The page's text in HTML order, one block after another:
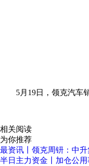
5月19日，领克汽车
相关阅读
为你推荐
最资讯丨领克周钘：中
半日主力资金丨加仓公